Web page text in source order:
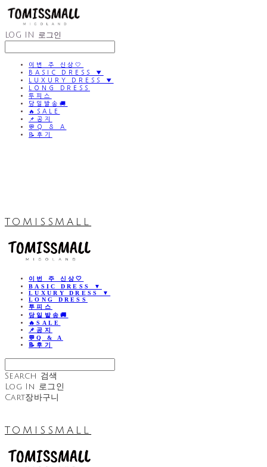
LOG IN 로그인
이번 주 신상🤍
BASIC DRESS ▼
LUXURY DRESS ▼
LONG DRESS
투피스
당일발송🚚
🔥SALE
📌공지
💬Q & A
📝후기
TOMISSMALL
이번 주 신상🤍
BASIC DRESS ▼
LUXURY DRESS ▼
LONG DRESS
투피스
당일발송🚚
🔥SALE
📌공지
💬Q & A
📝후기
Search 검색
Log In 로그인
Cart장바구니
TOMISSMALL